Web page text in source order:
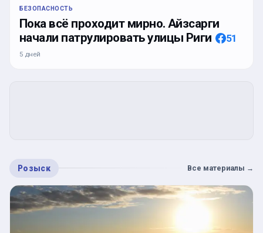
БЕЗОПАСНОСТЬ
Пока всё проходит мирно. Айзсарги
начали патрулировать улицы Риги
51
5 дней
Розыск Все материалы →